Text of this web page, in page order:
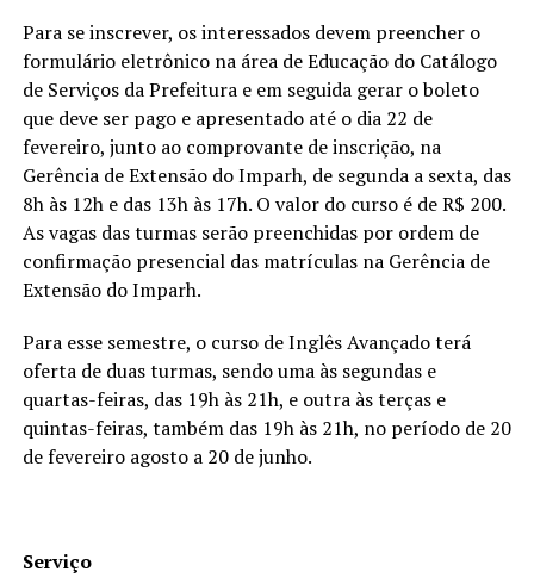
Para se inscrever, os interessados devem preencher o
formulário eletrônico na área de Educação do Catálogo
de Serviços da Prefeitura e em seguida gerar o boleto
que deve ser pago e apresentado até o dia 22 de
fevereiro, junto ao comprovante de inscrição, na
Gerência de Extensão do Imparh, de segunda a sexta, das
8h às 12h e das 13h às 17h. O valor do curso é de R$ 200.
As vagas das turmas serão preenchidas por ordem de
confirmação presencial das matrículas na Gerência de
Extensão do Imparh.
Para esse semestre, o curso de Inglês Avançado terá
oferta de duas turmas, sendo uma às segundas e
quartas-feiras, das 19h às 21h, e outra às terças e
quintas-feiras, também das 19h às 21h, no período de 20
de fevereiro agosto a 20 de junho.
Serviço